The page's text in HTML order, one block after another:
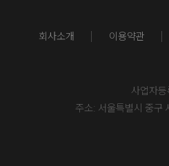
회사소개 이용약관
사업자
주소: 서울특별시 중구